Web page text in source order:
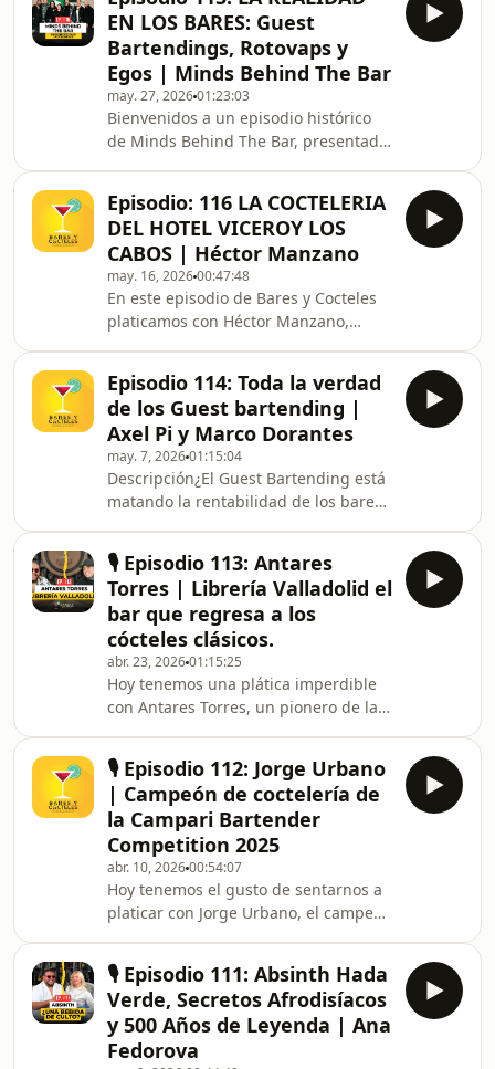
dentro de la industria de la
hospitalidad. Exploramos el impacto
real de los impuestos en los precios
del bar, la urgencia de costear
correctamente y los desafíos de la
competencia en el mundo de los
destilados, ¿es justo el impuesto IEPS
entre productores artesana
EN LOS BARES: Guest
Bartendings, Rotovaps y
Egos | Minds Behind The Bar
may. 27, 202601:23:03
Bienvenidos a un episodio histórico
de Minds Behind The Bar, presentado
sentar en la misma mesa a los pesos
pesados de la industria de bares y
destilados en México para hablar sin
filtros sobre el verdadero negocio de
la hospitalidad.Acompañados por José
Luis León, Ari Ruiz, Rodrigo Urraca,
Carmen Huizapol, Marcos Di Battista y
Dan
Episodio: 116 LA COCTELERIA
DEL HOTEL VICEROY LOS
CABOS | Héctor Manzano
may. 16, 202600:47:48
En este episodio de Bares y Cocteles
platicamos con Héctor Manzano,
coctelería de autor a un resort de lujo
exige mucho más que buenas
recetas, especialmente cuando la
operación se enfrenta a un clima
donde el huésped busca tragos
refrescantes sin sacrificar la
complejidad. Durante la charla,
analizamos los retos logísticos
Episodio 114: Toda la verdad
de los Guest bartending |
Axel Pi y Marco Dorantes
may. 7, 202601:15:04
Descripción¿El Guest Bartending está
matando la rentabilidad de los bares
en Bares y Cócteles nos metemos en
terrenos pantanosos, pero no lo
hacemos solos, invitamo a Marco
Dorantes y Axel Pimentel para hablar
de esa práctica que a todos nos
encanta ver en redes, pero que
operativamente puede ser un dolor
de cabeza si no se hace bien. Desde
presupuestos inflad
🎙️ Episodio 113: Antares
Torres | Librería Valladolid el
bar que regresa a los
cócteles clásicos.
abr. 23, 202601:15:25
Hoy tenemos una plática imperdible
con Antares Torres, un pionero de la
de los speakeasies más fascinantes
de la ciudad: Librería Valladolid.En
esta charla desmenuzamos paso a
paso la carrera de Antares en la
industria del bartending, sus
aprendizajes, sus retos y su filosofía
detrás de la barra.Además, nos
adentramos en las profundidades de
su reciente proyec
🎙️ Episodio 112: Jorge Urbano
| Campeón de coctelería de
la Campari Bartender
Competition 2025
abr. 10, 202600:54:07
Hoy tenemos el gusto de sentarnos a
platicar con Jorge Urbano, el campeón
Competition 2025 (México y LATAM).En
esta charla íntima, Jorge nos abre las
puertas de su mente creativa y nos
cuenta todo sobre su camino hacia la
victoria. Hablamos de la inspiración
🎙️ Episodio 111: Absinth Hada
Verde, Secretos Afrodisíacos
y 500 Años de Leyenda | Ana
Fedorova